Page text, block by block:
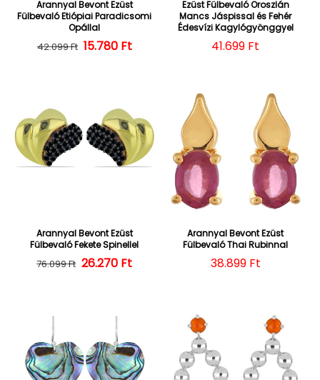
Arannyal Bevont Ezüst
Fülbevaló Etiópiai Paradicsomi
Opállal
Normál ár
42.099 Ft Kedvezményes ár
15.780 Ft
Ezüst Fülbevaló Oroszlán
Mancs Jáspissal és Fehér
Édesvízi Kagylógyönggyel
Normál ár
41.699 Ft
Arannyal Bevont Ezüst
Fülbevaló Fekete Spinellel
Normál ár
76.099 Ft Kedvezményes ár
26.270 Ft
Arannyal Bevont Ezüst
Fülbevaló Thai Rubinnal
Normál ár
38.899 Ft